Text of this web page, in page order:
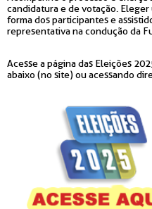
candidatura e de votação.
forma dos participantes e
representativa na condução da
Acesse a página das Eleições
abaixo (no site) ou acessando